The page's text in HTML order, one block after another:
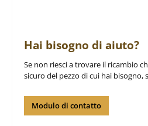
Hai bisogno di aiuto?
Se non riesci a trovare il ricambio
sicuro del pezzo di cui hai bisogno,
Modulo di contatto